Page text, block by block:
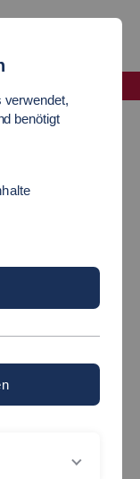
verwendet,
benötigt